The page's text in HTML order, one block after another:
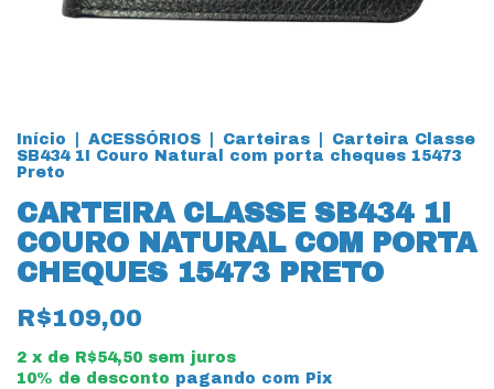
Início ACESSÓRIOS Carteiras
Carteira Classe
SB434 1I Couro Natural com porta cheques 15473
Preto
CARTEIRA CLASSE SB434 1I
COURO NATURAL COM PORTA
CHEQUES 15473 PRETO
R$109,00
2 x de R$54,50 sem juros
10% de desconto pagando com Pix